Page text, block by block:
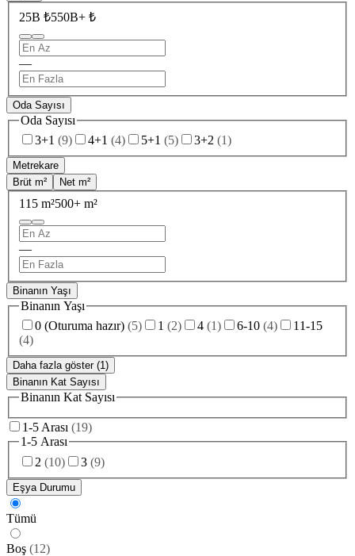
25B ₺550B+ ₺
—
Oda Sayısı
Oda Sayısı
3+1 (9) 4+1 (4) 5+1 (5) 3+2 (1)
Metrekare
Brüt m²
Net m²
115 m²500+ m²
—
Binanın Yaşı
Binanın Yaşı
0 (Oturuma hazır) (5) 1 (2) 4 (1) 6-10 (4)
11-15
(4)
Daha fazla göster (1)
Binanın Kat Sayısı
Binanın Kat Sayısı
1-5 Arası (19)
1-5 Arası
2 (10) 3 (9)
Eşya Durumu
Tümü
Boş (12)